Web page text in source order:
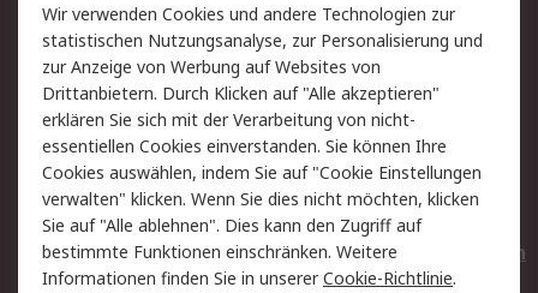
Rücksendungen
Kontakt
Hilfe
Privatkunden
Rechtliches
AGB
Datenschutz
Cookie-Richtlinie
Zahlungsbedingungen
Copyright/Impressum
Entsorgung
Elektrogeräte/Batterien
Wir verwenden Cookies und andere Technologien zur
statistischen Nutzungsanalyse, zur Personalisierung und
zur Anzeige von Werbung auf Websites von
Drittanbietern. Durch Klicken auf "Alle akzeptieren"
erklären Sie sich mit der Verarbeitung von nicht-
essentiellen Cookies einverstanden. Sie können Ihre
Cookies auswählen, indem Sie auf "Cookie Einstellungen
verwalten" klicken. Wenn Sie dies nicht möchten, klicken
Sie auf "Alle ablehnen". Dies kann den Zugriff auf
bestimmte Funktionen einschränken. Weitere
Informationen finden Sie in unsererCookie-Richtlinie.